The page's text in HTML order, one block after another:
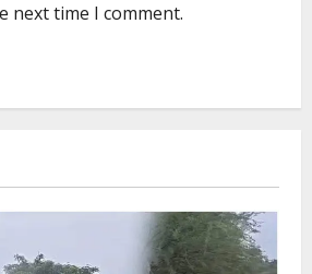
next time I comment.